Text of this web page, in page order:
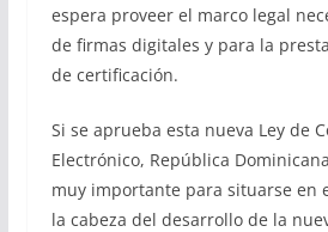
espera proveer el marco legal
de firmas digitales y para la
de certificación.
Si se aprueba esta nueva Ley de
Electrónico, República
muy importante para situarse en
la cabeza del desarrollo de la